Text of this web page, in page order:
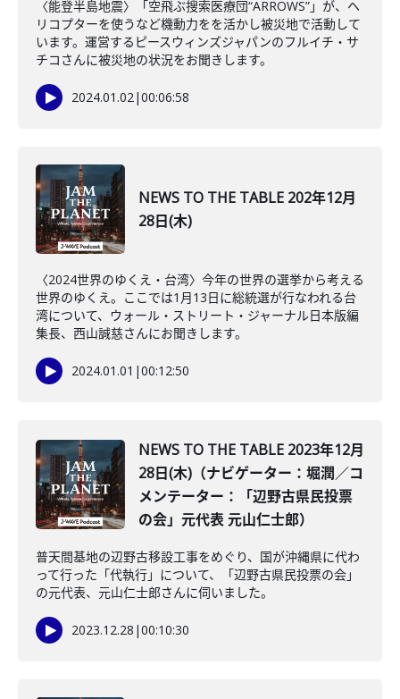
〈能登半島地震〉「空飛ぶ搜索医療団“ARROWS”」が、ヘ
リコプターを使うなど機動力をを活かし被災地で活動して
います。運営するピースウィンズジャパンのフルイチ・サ
チコさんに被災地の状況をお聞きします。
2024.01.02|00:06:58
NEWS TO THE TABLE 202年12月
28日(木)
〈2024世界のゆくえ・台湾〉今年の世界の選挙から考える
世界のゆくえ。ここでは1月13日に総統選が行なわれる台
湾について、ウォール・ストリート・ジャーナル日本版編
集長、西山誠慈さんにお聞きします。
2024.01.01 |00:12:50
NEWS TO THE TABLE 2023年12月
28日(木)（ナビゲーター：堀潤／コ
メンテーター：「辺野古県民投票
の会」元代表 元山仁士郎）
普天間基地の辺野古移設工事をめぐり、国が沖縄県に代わ
って行った「代執行」について、「辺野古県民投票の会」
の元代表、元山仁士郎さんに伺いました。
2023.12.28 |00:10:30